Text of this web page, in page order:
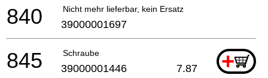
Nicht mehr lieferbar, kein Ersatz
840 39000001697
Schraube +
845 39000001446 7.87